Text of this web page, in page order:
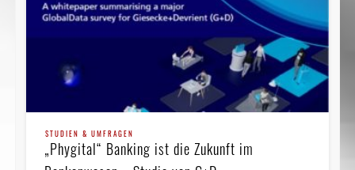
STUDIEN & UMFRAGEN
„Phygital“ Banking ist die Zukunft im